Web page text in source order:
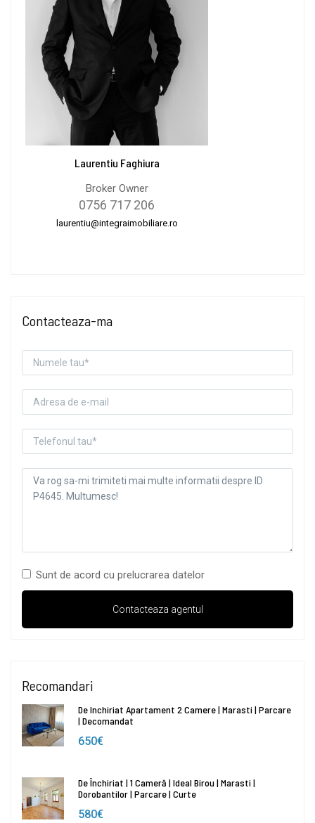
Laurentiu Faghiura
Broker Owner
0756 717 206
laurentiu@integraimobiliare.ro
Contacteaza-ma
Sunt de acord cu prelucrarea datelor
Recomandari
De Inchiriat Apartament 2 Camere | Marasti | Parcare
| Decomandat
650€
De Închiriat | 1 Cameră | Ideal Birou | Marasti |
Dorobantilor | Parcare | Curte
580€